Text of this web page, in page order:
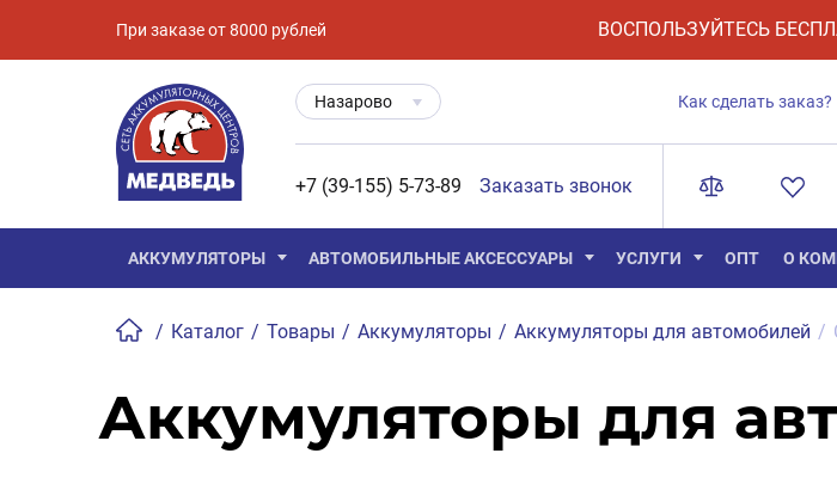
При заказе от 8000 рублей ВОСПОЛЬЗУЙТЕСЬ
Назарово Как сделать заказ?
+7 (39-155) 5-73-89 Заказать звонок
АККУМУЛЯТОРЫ АВТОМОБИЛЬНЫЕ АКСЕССУАРЫ УСЛУГИ ОПТ О
/ Каталог / Товары / Аккумуляторы / Аккумуляторы для автомобилей /
Аккумуляторы для